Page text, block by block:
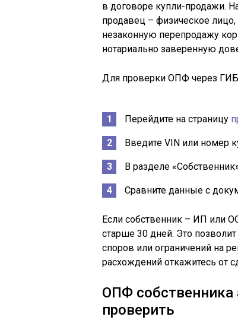
в договоре купли-продажи.
продавец – физическое
незаконную перепродажу
нотариально заверенную
Для проверки ОПФ через
Перейдите на страницу
Введите VIN или номер
В разделе
Сравните данные с
Если собственник – ИП или
старше 30 дней. Это
споров или ограничений на
расхождений откажитесь от
ОПФ собственника
проверить